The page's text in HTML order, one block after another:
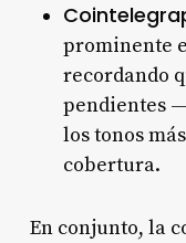
prominente
recordando
pendientes
los tonos
cobertura.
En conjunto, la